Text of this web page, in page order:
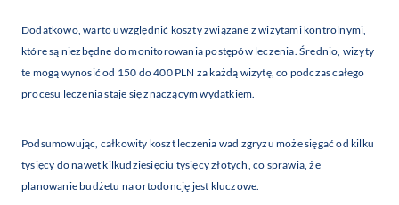
Dodatkowo, warto uwzględnić koszty związane z wizytami kontrolnymi,
które są niezbędne do monitorowania postępów leczenia. Średnio, wizyty
te mogą wynosić od 150 do 400 PLN za każdą wizytę, co podczas całego
procesu leczenia staje się znaczącym wydatkiem.
Podsumowując, całkowity koszt leczenia wad zgryzu może sięgać od kilku
tysięcy do nawet kilkudziesięciu tysięcy złotych, co sprawia, że
planowanie budżetu na ortodoncję jest kluczowe.